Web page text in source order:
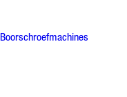
Boorschroefmachines